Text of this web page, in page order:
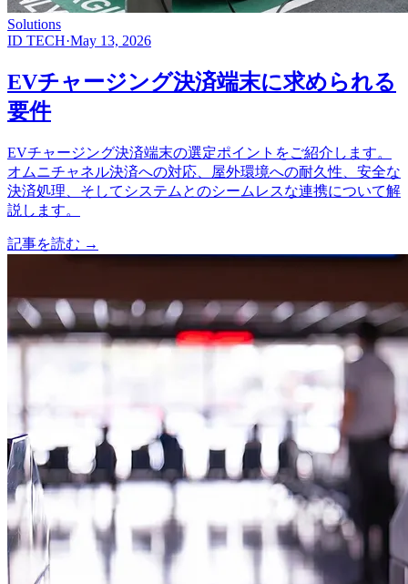
Solutions
ID TECH·May 13, 2026
EVチャージング決済端末に求められる
要件
EVチャージング決済端末の選定ポイントをご紹介します。
オムニチャネル決済への対応、屋外環境への耐久性、安全な
決済処理、そしてシステムとのシームレスな連携について解
説します。
記事を読む →